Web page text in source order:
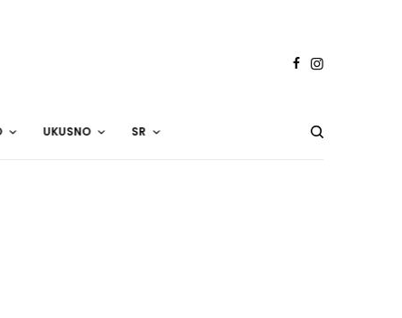
UKUSNO SR